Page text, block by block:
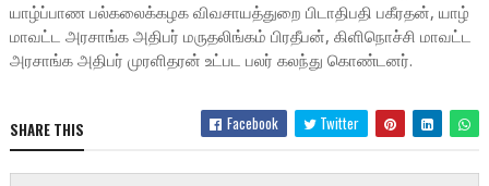
யாழ்ப்பாண பல்கலைக்கழக விவசாயத்துறை பிடாதிபதி பகீரதன், யாழ்
மாவட்ட அரசாங்க அதிபர் மருதலிங்கம் பிரதீபன், கிளிநொச்சி மாவட்ட
அரசாங்க அதிபர் முரளிதரன் உட்பட பலர் கலந்து கொண்டனர்.
SHARE THIS Facebook Twitter